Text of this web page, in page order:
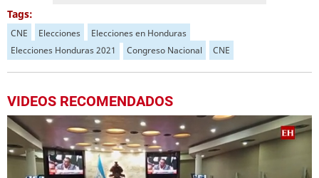
Tags:
CNE Elecciones
Elecciones en Honduras
Elecciones Honduras 2021
Congreso Nacional CNE
VIDEOS RECOMENDADOS